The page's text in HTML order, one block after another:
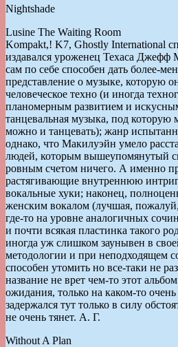
Nightshade
Lusine The Waiting Room
Kompakt,! K7, Ghostly International
издавался уроженец Техаса Джефф
сам по себе способен дать более-
представление о музыке, которую
человеческое техно (и иногда
планомерным развитием и
танцевальная музыка, под которую
можно и танцевать); жанр
однако, что Макилуэйн умело
людей, которым вышеупомянутый
ровным счетом ничего. А именно
растягивающие внутреннюю
вокальные хуки; наконец,
женским вокалом (лучшая,
где-то на уровне аналогичных
и почти всякая пластинка такого
иногда уж слишком заунывен в
методологии и при неподходящем
способен утомить но все-таки не
название не врет чем-то этот
ожидания, только на каком-то
задержался тут только в силу
не очень тянет. А. Г.
Without A Plan